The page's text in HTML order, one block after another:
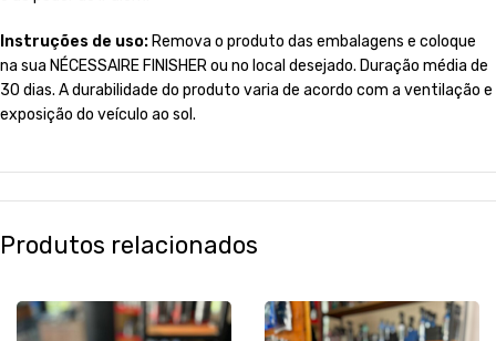
Instruções de uso: Remova o produto das embalagens e coloque
na sua NÉCESSAIRE FINISHER ou no local desejado. Duração média de
30 dias. A durabilidade do produto varia de acordo com a ventilação e
exposição do veículo ao sol.
Produtos relacionados